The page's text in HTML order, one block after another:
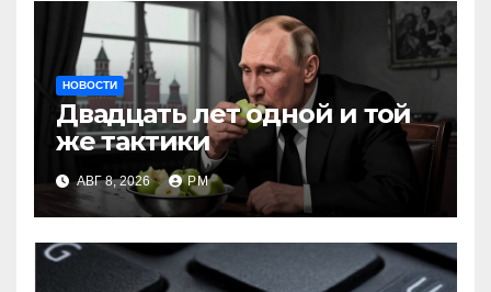
НОВОСТИ
Двадцать лет одной и той
же тактики
АВГ 8, 2026 РМ